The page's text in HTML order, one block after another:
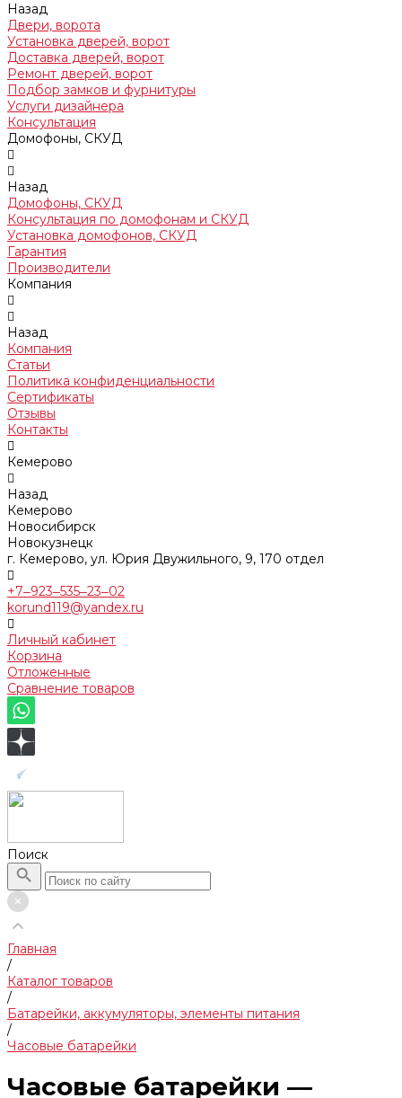
Назад
Двери, ворота
Установка дверей, ворот
Доставка дверей, ворот
Ремонт дверей, ворот
Подбор замков и фурнитуры
Услуги дизайнера
Консультация
Домофоны, СКУД
Назад
Домофоны, СКУД
Консультация по домофонам и СКУД
Установка домофонов, СКУД
Гарантия
Производители
Компания
Назад
Компания
Статьи
Политика конфиденциальности
Сертификаты
Отзывы
Контакты
Кемерово
Назад
Кемерово
Новосибирск
Новокузнецк
г. Кемерово, ул. Юрия Двужильного, 9, 170 отдел
+7‒923‒535‒23‒02
korund119@yandex.ru
Личный кабинет
Корзина
Отложенные
Сравнение товаров
Поиск
Главная
/
Каталог товаров
/
Батарейки, аккумуляторы, элементы питания
/
Часовые батарейки
Часовые батарейки —